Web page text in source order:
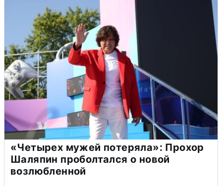
«Четырех мужей потеряла»: Прохор
Шаляпин проболтался о новой
возлюбленной